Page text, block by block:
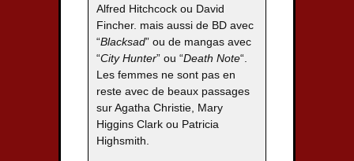
Alfred Hitchcock ou David
Fincher. mais aussi de BD avec
“Blacksad” ou de mangas avec
“City Hunter” ou “Death Note“.
Les femmes ne sont pas en
reste avec de beaux passages
sur Agatha Christie, Mary
Higgins Clark ou Patricia
Highsmith.